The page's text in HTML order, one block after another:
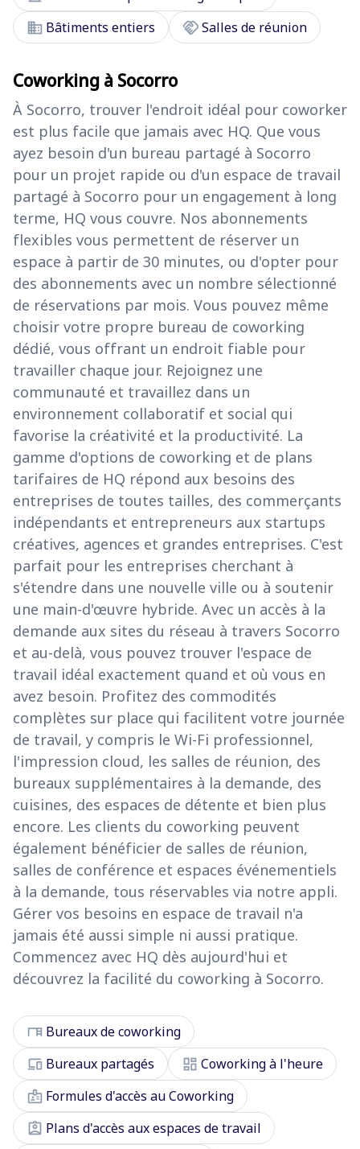
domain Bâtiments entiers handshakeSalles de réunion
Coworking à Socorro
À Socorro, trouver l'endroit idéal pour coworker
est plus facile que jamais avec HQ. Que vous
ayez besoin d'un bureau partagé à Socorro
pour un projet rapide ou d'un espace de travail
partagé à Socorro pour un engagement à long
terme, HQ vous couvre. Nos abonnements
flexibles vous permettent de réserver un
espace à partir de 30 minutes, ou d'opter pour
des abonnements avec un nombre sélectionné
de réservations par mois. Vous pouvez même
choisir votre propre bureau de coworking
dédié, vous offrant un endroit fiable pour
travailler chaque jour. Rejoignez une
communauté et travaillez dans un
environnement collaboratif et social qui
favorise la créativité et la productivité. La
gamme d'options de coworking et de plans
tarifaires de HQ répond aux besoins des
entreprises de toutes tailles, des commerçants
indépendants et entrepreneurs aux startups
créatives, agences et grandes entreprises. C'est
parfait pour les entreprises cherchant à
s'étendre dans une nouvelle ville ou à soutenir
une main-d'œuvre hybride. Avec un accès à la
demande aux sites du réseau à travers Socorro
et au-delà, vous pouvez trouver l'espace de
travail idéal exactement quand et où vous en
avez besoin. Profitez des commodités
complètes sur place qui facilitent votre journée
de travail, y compris le Wi-Fi professionnel,
l'impression cloud, les salles de réunion, des
bureaux supplémentaires à la demande, des
cuisines, des espaces de détente et bien plus
encore. Les clients du coworking peuvent
également bénéficier de salles de réunion,
salles de conférence et espaces événementiels
à la demande, tous réservables via notre appli.
Gérer vos besoins en espace de travail n'a
jamais été aussi simple ni aussi pratique.
Commencez avec HQ dès aujourd'hui et
découvrez la facilité du coworking à Socorro.
desk Bureaux de coworking
devices Bureaux partagés dashboard Coworking à l'heure
badge Formules d'accès au Coworking
assignment_ind Plans d'accès aux espaces de travail